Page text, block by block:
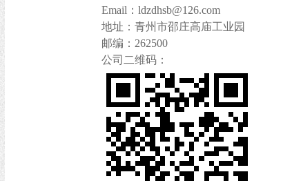
1 2
Email：ldzdhsb@126.com
地址：青州市邵庄高庙工业园
邮编：262500
公司二维码：